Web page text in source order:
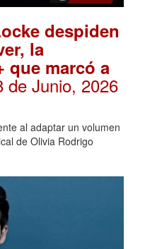
despiden
la
que marcó a
de Junio, 2026
al adaptar un volumen
de Olivia Rodrigo